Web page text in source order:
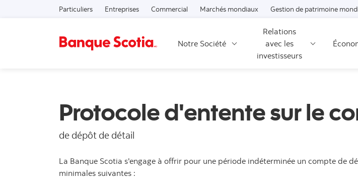
Passer au
Particuliers Entreprises Commercial Marchés mondiaux Gestion de patrimoine
Notre Société
Relations
avec les
investisseurs
Protocole d'entente sur le
de dépôt de détail
La Banque Scotia s'engage à offrir pour une période indéterminée un compte de
minimales suivantes :